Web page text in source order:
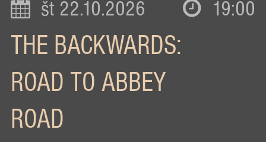
št 22.10.2026 19:00
THE BACKWARDS:
ROAD TO ABBEY
ROAD